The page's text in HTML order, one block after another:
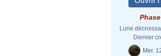
Lune
Dernier
Mer.